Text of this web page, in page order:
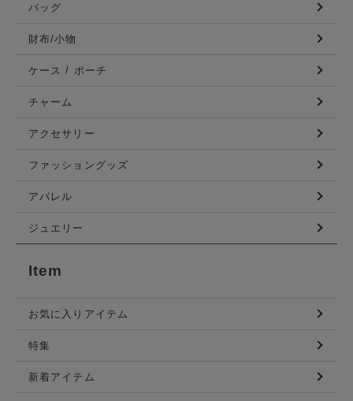
バッグ
財布/小物
ケース / ポーチ
チャーム
アクセサリー
ファッショングッズ
アパレル
ジュエリー
Item
お気に入りアイテム
特集
新着アイテム